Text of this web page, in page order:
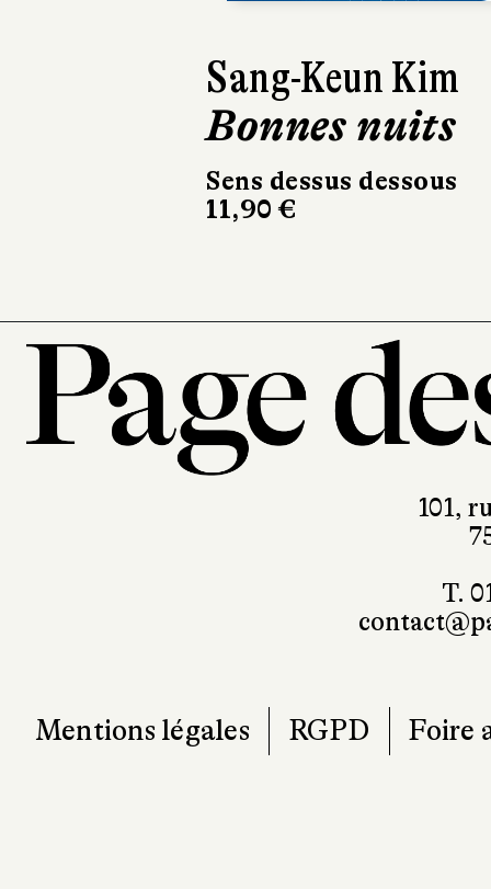
Dans les
Milan
101,
T.
Mentions légales RGPD Foire